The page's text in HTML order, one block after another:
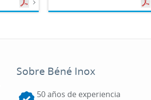
Sobre Béné Inox
50 años de experiencia